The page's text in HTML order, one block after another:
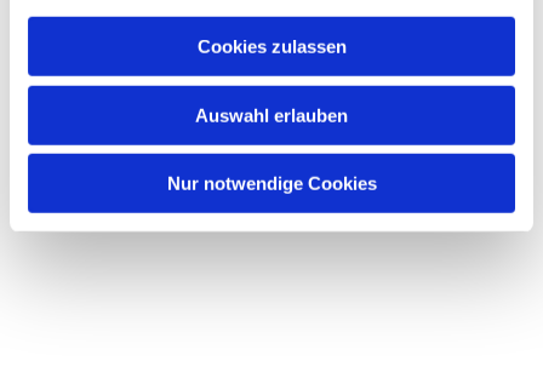
Cookies zulassen
Auswahl erlauben
Nur notwendige Cookies